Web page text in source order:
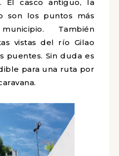
que merece la
tu ruta por
con una
verlo entero. El
y el castillo son
del municipio.
puentes.
imprescidible
el Algarve en